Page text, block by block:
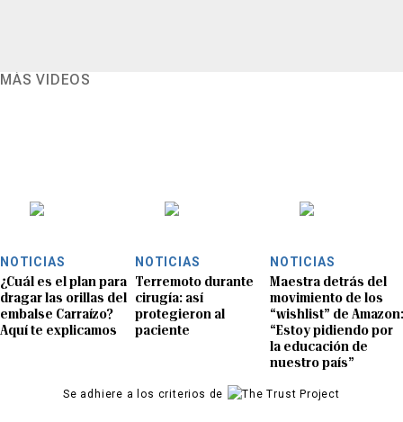
MÁS VIDEOS
NOTICIAS
¿Cuál es el plan para
dragar las orillas del
embalse Carraízo?
Aquí te explicamos
NOTICIAS
Terremoto durante
cirugía: así
protegieron al
paciente
NOTICIAS
Maestra detrás del
movimiento de los
“wishlist” de Amazon:
“Estoy pidiendo por
la educación de
nuestro país”
Se adhiere a los criterios de